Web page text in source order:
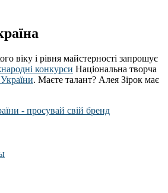
віку і рівня майстерності запрошує
конкурси Національна творча
. Маєте талант? Алея Зірок має